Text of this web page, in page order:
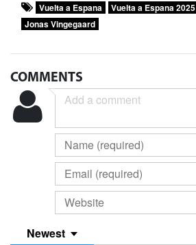
Vuelta a Espana Vuelta a Espana 2025
Jonas Vingegaard
COMMENTS
Newest